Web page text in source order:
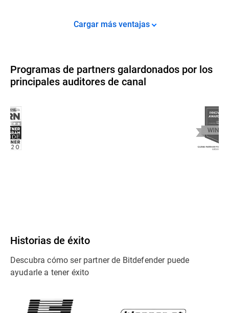
Cargar más ventajas
Programas de partners galardonados por los
principales auditores de canal
Historias de éxito
Descubra cómo ser partner de Bitdefender puede
ayudarle a tener éxito